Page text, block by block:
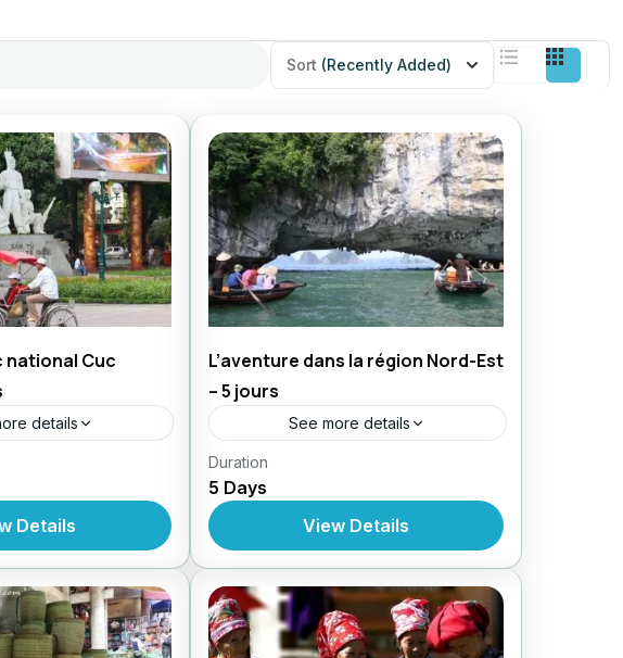
Sort (Recently Added)
national Cuc
details
Voyages d'Aventures
Details
L’aventure dans la région Nord-Est
– 5 jours
See more details
Circuit au Vietnam
Forfait
d'Aventure, Voyages d'Aventures
Duration
5 Days
View Details